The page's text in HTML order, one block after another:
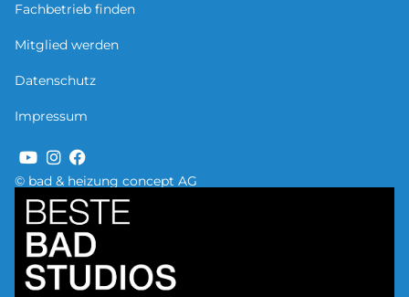
© bad & heizung concept AG
Fachbetrieb finden
Mitglied werden
Datenschutz
Impressum